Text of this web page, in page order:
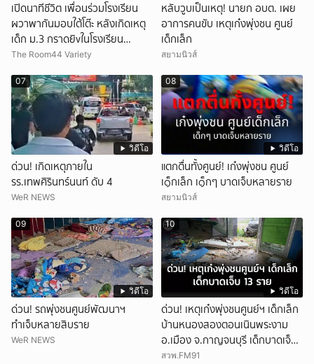
เปิดนาทีชีวิต เพื่อนร่วมโรงเรียน
ผวาพากันมอบใต้โต๊ะ หลังเกิดเหตุ
เด็ก ม.3 กราดยิvในโรงเรียน
เทพศิรินทร์นนท์ แบบไม่เลือกหน้า
The Room44 Variety
หลับวูบเป็นเหตุ! นายก อบต. เผย
อาการคนขับ เหตุเก๋งพุ่งชน ศูนย์
เด็กเล็ก
สยามนิวส์
วิดีโอ
07
ด่วน! เกิดเหตุภายใน
รร.เทพศิรินทร์นนท์ ดับ 4
WeR NEWS
วิดีโอ
08
แตกตื่นทั้งศูนย์! เก๋งพุ่งชน ศูนย์
เ๑็กเล็ก เ๑็กๆ บาดเจ็บหลายราย
สยามนิวส์
วิดีโอ
09
ด่วน! รถพุ่งชนศูนย์พัฒนาฯ
ทำเจ็บหลายสิบราย
WeR NEWS
วิดีโอ
10
ด่วน! เหตุเก๋งพุ่งชนศูนย์ฯ เด็กเล็ก
บ้านหนองสองตอนเนินพระงาม
อ.เมือง จ.กาญจนบุรี เด็กบาดเจ็บ
13 ราย
สวพ.FM91